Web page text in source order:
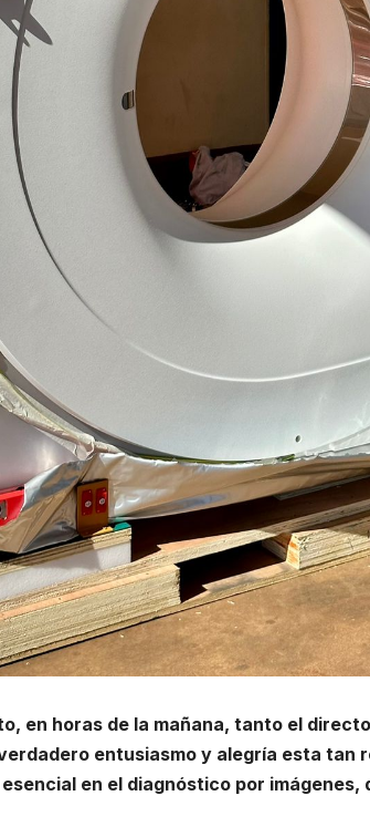
en horas de la mañana, tanto el
entusiasmo y alegría esta tan
en el diagnóstico por